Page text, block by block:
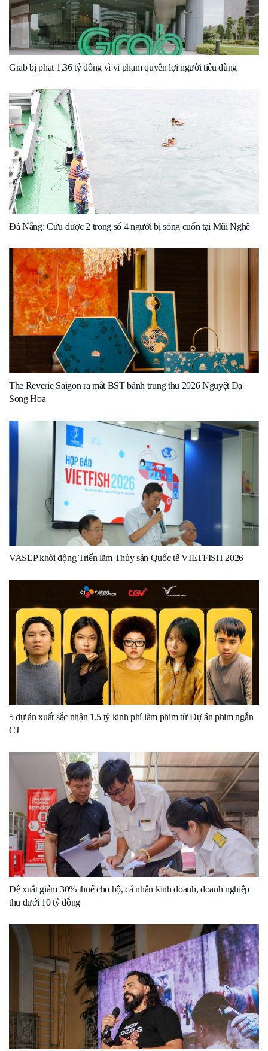
Grab bị phạt 1,36 tỷ đồng vì vi phạm quyền lợi người tiêu dùng
Đà Nẵng: Cứu được 2 trong số 4 người bị sóng cuốn tại Mũi Nghê
The Reverie Saigon ra mắt BST bánh trung thu 2026 Nguyệt Dạ
Song Hoa
VASEP khởi động Triển lãm Thủy sản Quốc tế VIETFISH 2026
5 dự án xuất sắc nhận 1,5 tỷ kinh phí làm phim từ Dự án phim ngắn
CJ
Đề xuất giảm 30% thuế cho hộ, cá nhân kinh doanh, doanh nghiệp
thu dưới 10 tỷ đồng